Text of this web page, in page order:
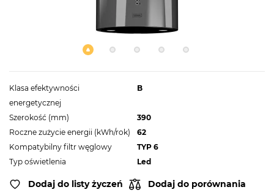
Klasa efektywności
energetycznej
B
Szerokość (mm)
390
Roczne zużycie energii (kWh/rok)
62
Kompatybilny filtr węglowy
TYP 6
Typ oświetlenia
Led
Dodaj do listy życzeń Dodaj do porównania